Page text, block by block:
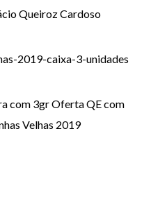
Queiroz Cardoso
com 3gr Oferta QE com
Velhas 2019